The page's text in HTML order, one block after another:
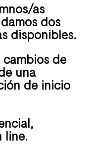
as
dos
disponibles.
de
una
de inicio
line.